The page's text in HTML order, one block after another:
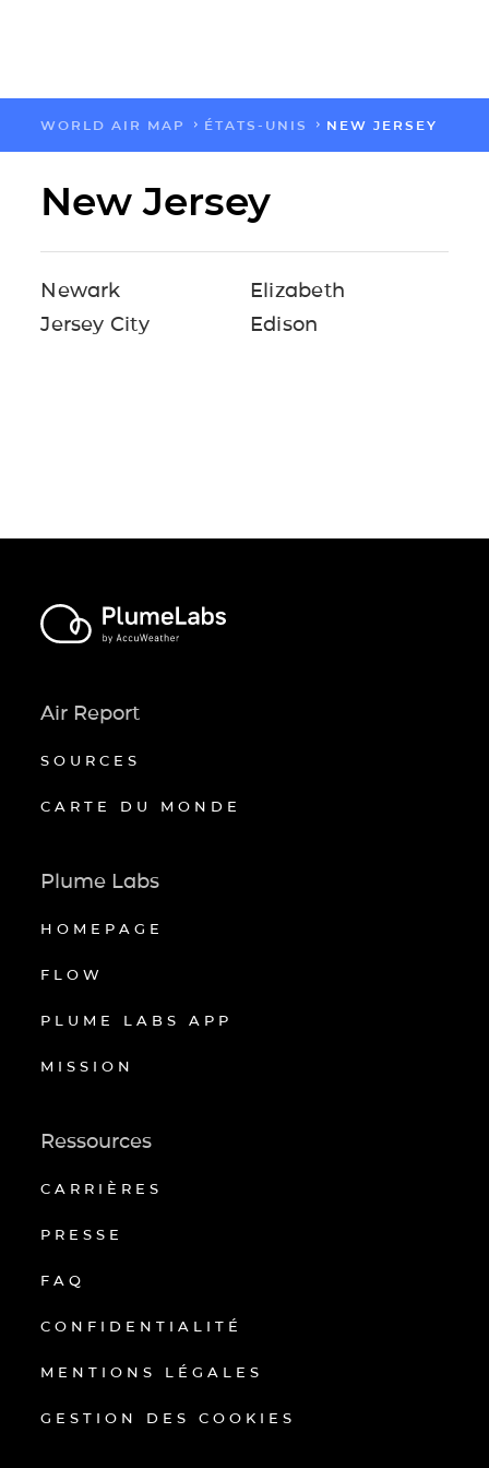
FLOW
CARTES
RESSOURCES
WORLD AIR MAP ÉTATS-UNIS NEW JERSEY
New Jersey
Newark
Jersey City
Elizabeth
Edison
Air Report
SOURCES
CARTE DU MONDE
Plume Labs
HOMEPAGE
FLOW
PLUME LABS APP
MISSION
Ressources
CARRIÈRES
PRESSE
FAQ
CONFIDENTIALITÉ
MENTIONS LÉGALES
GESTION DES COOKIES